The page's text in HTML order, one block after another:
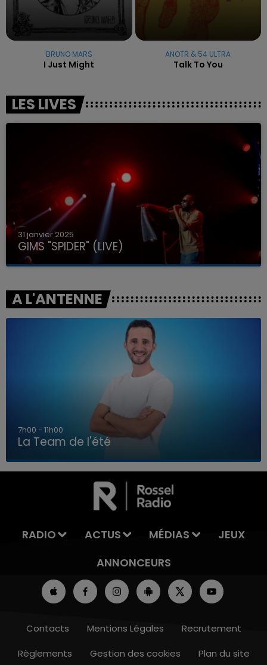
LA TEAM DE L'ÉTÉ
BRUNO MARS
I Just Might
ANOTR & 54 ULTRA
Talk To You
LES LIVES
31 janvier 2025
GIMS "SPIDER" (LIVE)
A L'ANTENNE
7h00 - 11h00
La Team de l'été
RADIO ACTUS MÉDIAS
JEUX
ANNONCEURS
Contacts Mentions Légales
Recrutement
Règlements
Gestion des cookies Plan du site